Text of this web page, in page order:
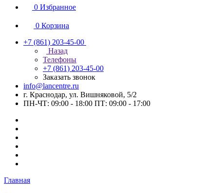
0 Избранное
0 Корзина
+7 (861) 203-45-00
Назад
Телефоны
+7 (861) 203-45-00
Заказать звонок
info@lancentre.ru
г. Краснодар, ул. Вишняковой, 5/2
ПН-ЧТ: 09:00 - 18:00 ПТ: 09:00 - 17:00
Главная